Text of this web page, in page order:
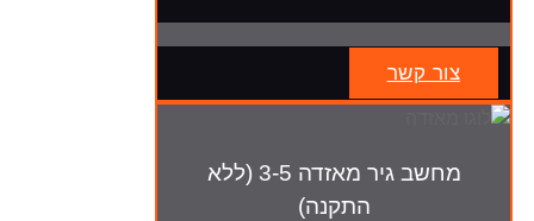
צור קשר
מחשב גיר מאזדה 3-5 (ללא
התקנה)